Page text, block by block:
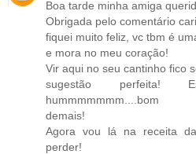
Boa tarde minha amiga
Obrigada pelo comentário
fiquei muito feliz, vc tbm é
e mora no meu coração!
Vir aqui no seu cantinho fico
sugestão perfeita!
hummmmmmm....bom
demais!
Agora vou lá na receita
perder!